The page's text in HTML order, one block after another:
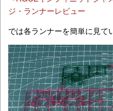
ジ・ランナーレビュー
では各ランナーを簡単に見て